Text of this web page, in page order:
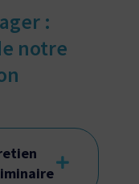
:
notre